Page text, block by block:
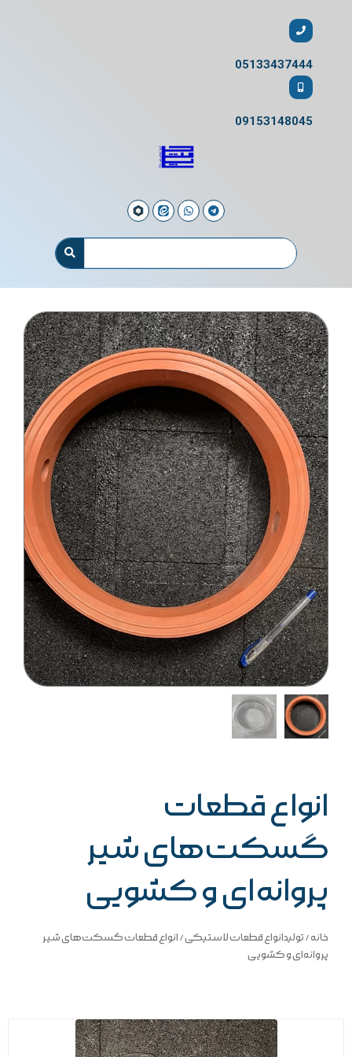
05133437444
09153148045
انواع قطعات
گسکت‌های شیر
پروانه‌ای و کشویی
خانه/تولیدانواع قطعات لاستیکی/ انواع قطعات گسکت‌های شیر
پروانه‌ای و کشویی